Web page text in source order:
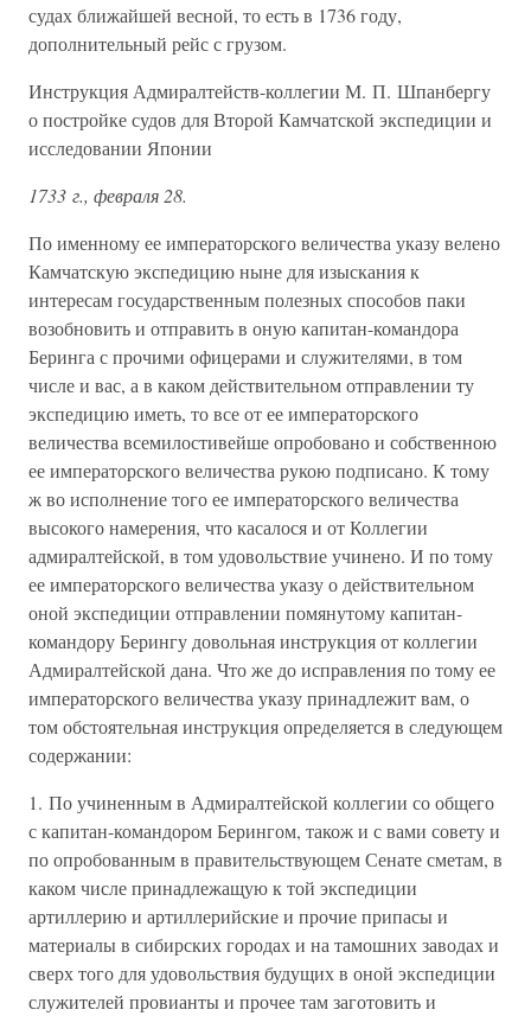
судах ближайшей весной, то есть в 1736 году,
дополнительный рейс с грузом.
Инструкция Адмиралтейств-коллегии М. П. Шпанбергу
о постройке судов для Второй Камчатской экспедиции и
исследовании Японии
1733 г., февраля 28.
По именному ее императорского величества указу велено
Камчатскую экспедицию ныне для изыскания к
интересам государственным полезных способов паки
возобновить и отправить в оную капитан-командора
Беринга с прочими офицерами и служителями, в том
числе и вас, а в каком действительном отправлении ту
экспедицию иметь, то все от ее императорского
величества всемилостивейше опробовано и собственною
ее императорского величества рукою подписано. К тому
ж во исполнение того ее императорского величества
высокого намерения, что касалося и от Коллегии
адмиралтейской, в том удовольствие учинено. И по тому
ее императорского величества указу о действительном
оной экспедиции отправлении помянутому капитан-
командору Берингу довольная инструкция от коллегии
Адмиралтейской дана. Что же до исправления по тому ее
императорского величества указу принадлежит вам, о
том обстоятельная инструкция определяется в следующем
содержании:
1. По учиненным в Адмиралтейской коллегии со общего
с капитан-командором Берингом, також и с вами совету и
по опробованным в правительствующем Сенате сметам, в
каком числе принадлежащую к той экспедиции
артиллерию и артиллерийские и прочие припасы и
материалы в сибирских городах и на тамошних заводах и
сверх того для удовольствия будущих в оной экспедиции
служителей провианты и прочее там заготовить и